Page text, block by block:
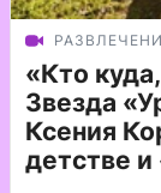
«Кто
Звезда
Ксения
детстве и